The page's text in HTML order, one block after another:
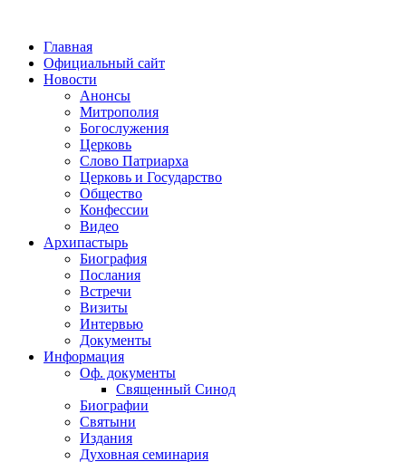
Главная
Официальный сайт
Новости
Анонсы
Митрополия
Богослужения
Церковь
Слово Патриарха
Церковь и Государство
Общество
Конфессии
Видео
Архипастырь
Биография
Послания
Встречи
Визиты
Интервью
Документы
Информация
Оф. документы
Священный Синод
Биографии
Святыни
Издания
Духовная семинария